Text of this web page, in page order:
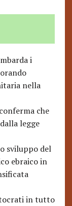
i
nella
che
legge
sviluppo del
ebraico in
in tutto